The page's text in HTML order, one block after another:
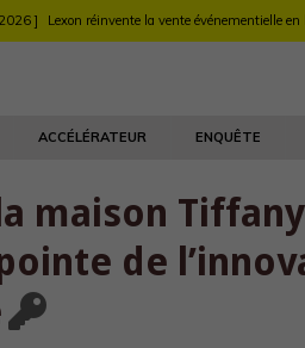
] Lexon réinvente la vente événementielle en
] Le retour produit : un enjeu de relation client
] Agents d’IA : l’Autorité de la concurrence
]
ACCÉLÉRATEUR ENQUÊTE
maison
de